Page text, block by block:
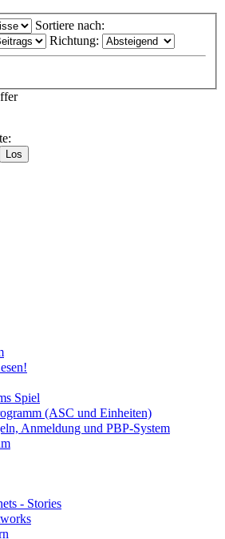
Sortiere nach:
Richtung:
Spiel
(ASC und Einheiten)
Anmeldung und PBP-System
- Stories